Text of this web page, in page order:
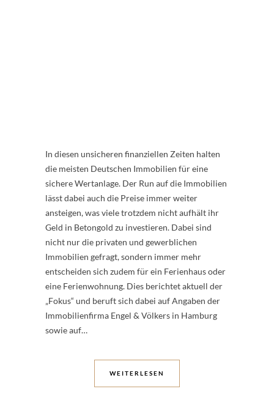
In diesen unsicheren finanziellen Zeiten halten
die meisten Deutschen Immobilien für eine
sichere Wertanlage. Der Run auf die Immobilien
lässt dabei auch die Preise immer weiter
ansteigen, was viele trotzdem nicht aufhält ihr
Geld in Betongold zu investieren. Dabei sind
nicht nur die privaten und gewerblichen
Immobilien gefragt, sondern immer mehr
entscheiden sich zudem für ein Ferienhaus oder
eine Ferienwohnung. Dies berichtet aktuell der
„Fokus“ und beruft sich dabei auf Angaben der
Immobilienfirma Engel & Völkers in Hamburg
sowie auf…
WEITERLESEN